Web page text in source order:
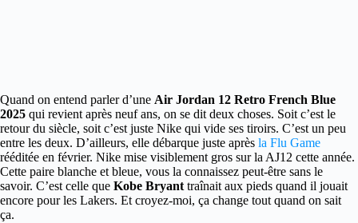
Quand on entend parler d’une Air Jordan 12 Retro French Blue
2025 qui revient après neuf ans, on se dit deux choses. Soit c’est le
retour du siècle, soit c’est juste Nike qui vide ses tiroirs. C’est un peu
entre les deux. D’ailleurs, elle débarque juste après la Flu Game
rééditée en février. Nike mise visiblement gros sur la AJ12 cette année.
Cette paire blanche et bleue, vous la connaissez peut-être sans le
savoir. C’est celle que Kobe Bryant traînait aux pieds quand il jouait
encore pour les Lakers. Et croyez-moi, ça change tout quand on sait
ça.